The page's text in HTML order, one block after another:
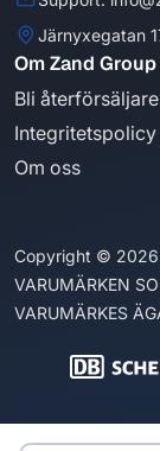
Järnyxegatan
Om Zand Group
Bli återförsäljare
Integritetspolicy
Om oss
Copyright ©
VARUMÄRKEN
VARUMÄRKES